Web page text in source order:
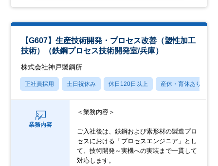
【G607】生産技術開発・プロセス改善（塑性加工
技術）（鉄鋼プロセス技術開発室/兵庫）
株式会社神戸製鋼所
正社員採用 土日祝休み 休日120日以上 産休・育休あり
業務内容
＜業務内容＞
ご入社後は、鉄鋼および素形材の製造プロ
セスにおける「プロセスエンジニア」とし
て、技術開発～実機への実装まで一貫して
対応します。